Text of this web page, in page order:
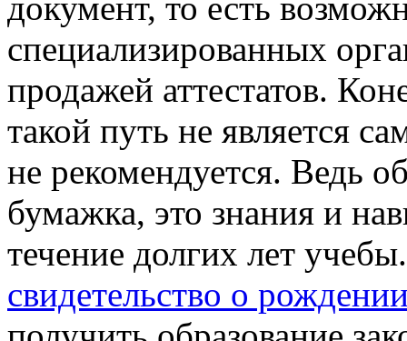
специализированных
продажей аттестатов.
такой путь не является
не рекомендуется. Ведь
бумажка, это знания и
течение долгих лет
свидетельство о